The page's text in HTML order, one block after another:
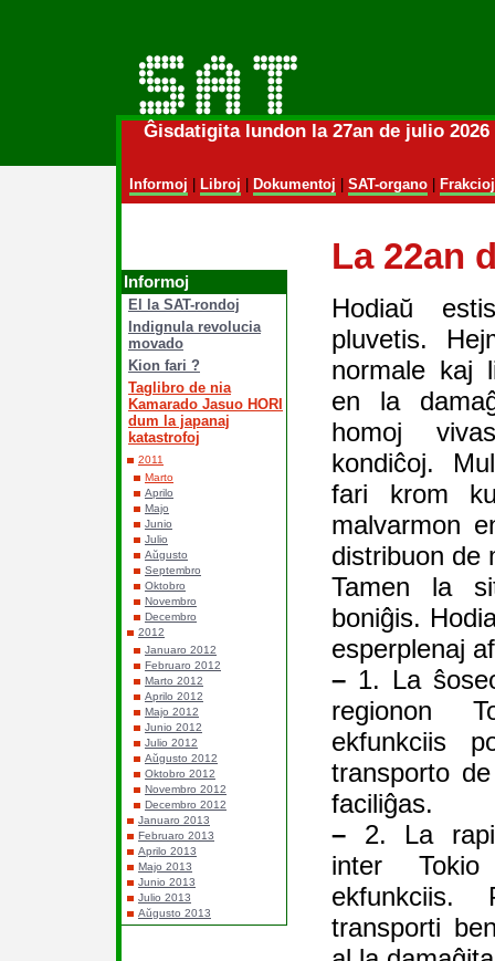
Ĝisdatigita lundon la 27an de julio
Informoj Libroj Dokumentoj SAT-organo| Frakcioj
Informoj
El la SAT-rondoj
Indignula revolucia
movado
Kion fari ?
Taglibro de nia
Kamarado Jasuo HORI
dum la japanaj
katastrofoj
2011
Marto
Aprilo
Majo
Junio
Julio
Aŭgusto
Septembro
Oktobro
Novembro
Decembro
2012
Januaro 2012
Februaro 2012
Marto 2012
Aprilo 2012
Majo 2012
Junio 2012
Julio 2012
Aŭgusto 2012
Oktobro 2012
Novembro 2012
Decembro 2012
Januaro 2013
Februaro 2013
Aprilo 2013
Majo 2013
Junio 2013
Julio 2013
Aŭgusto 2013
La 22an
Hodiaŭ
pluvetis.
normale kaj
en la
homoj
kondiĉoj.
fari krom
malvarmon
distribuon de
Tamen la
boniĝis.
esperplenaj
– 1. La
regionon
ekfunkciis
transporto
faciliĝas.
– 2. La
inter
transporti